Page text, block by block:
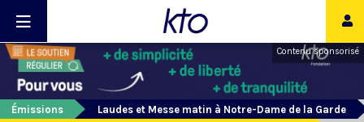
Contenu sponsorisé
Émissions
Laudes et Messe matin à Notre-Dame de la Garde